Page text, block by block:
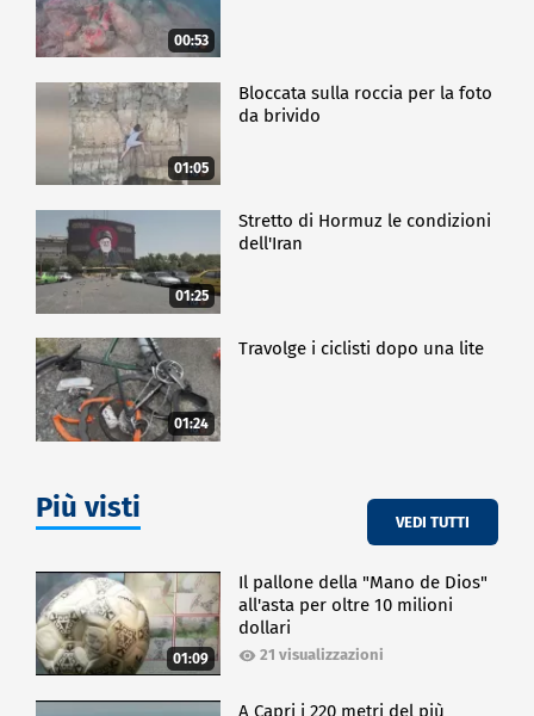
00:53
01:05
Bloccata sulla roccia per la foto
da brivido
01:25
Stretto di Hormuz le condizioni
dell'Iran
01:24
Travolge i ciclisti dopo una lite
Più visti VEDI TUTTI
01:09
Il pallone della "Mano de Dios"
all'asta per oltre 10 milioni
dollari
21 visualizzazioni
A Capri i 220 metri del più